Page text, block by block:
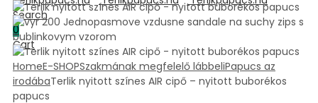
Search
0
Cart
HomeE-SHOPSzakmának megfelelő lábbeliPapucs az
irodábaTerlik nyitott színes AIR cipő – nyitott buborékos
papucs